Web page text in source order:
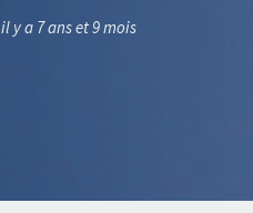
y a 7 ans et 9 mois